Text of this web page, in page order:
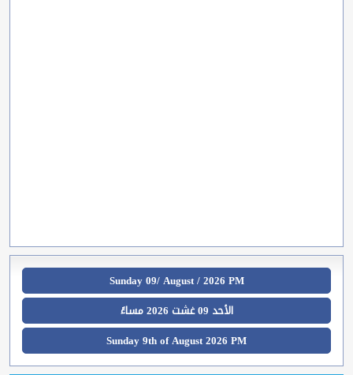
Sunday 09/ August / 2026 PM
الأحد 09 غشت 2026 مساءً
Sunday 9th of August 2026 PM